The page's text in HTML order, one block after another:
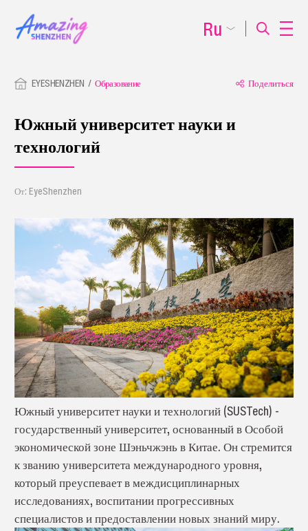
EYESHENZHEN Образование Поделиться
Южный университет науки и
технологий
От: EyeShenzhen
Южный университет науки и технологий (SUSTech) -
государственный университет, основанный в Особой
экономической зоне Шэньчжэнь в Китае. Он стремится
к званию университета международного уровня,
который преуспевает в междисциплинарных
исследованиях, воспитании прогрессивных
специалистов и предоставлении новых знаний миру.
Ru